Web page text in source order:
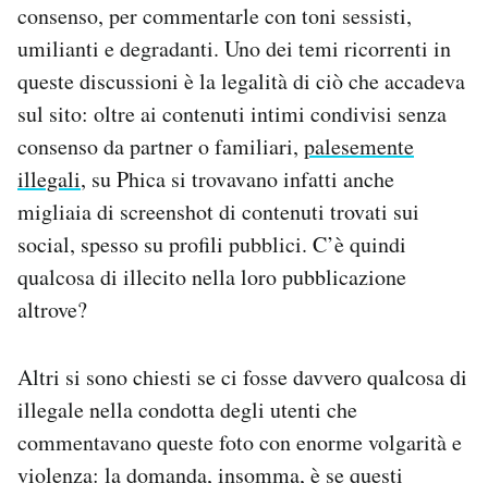
Area Personale
Newsletter
Notifiche mobile
Regala il Post
Hai bisogno di aiuto?
Esci
consenso, per commentarle con toni sessisti,
umilianti e degradanti. Uno dei temi ricorrenti in
queste discussioni è la legalità di ciò che accadeva
sul sito: oltre ai contenuti intimi condivisi senza
consenso da partner o familiari, palesemente
illegali, su Phica si trovavano infatti anche
migliaia di screenshot di contenuti trovati sui
social, spesso su profili pubblici. C’è quindi
qualcosa di illecito nella loro pubblicazione
altrove?
Altri si sono chiesti se ci fosse davvero qualcosa di
illegale nella condotta degli utenti che
commentavano queste foto con enorme volgarità e
violenza: la domanda, insomma, è se questi